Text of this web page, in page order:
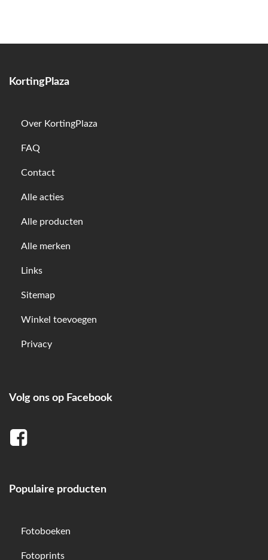
KortingPlaza
Over KortingPlaza
FAQ
Contact
Alle acties
Alle producten
Alle merken
Links
Sitemap
Winkel toevoegen
Privacy
Volg ons op Facebook
Populaire producten
Fotoboeken
Fotoprints